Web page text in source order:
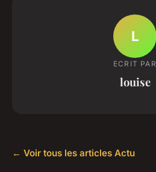
L
ECRIT PAR
louise
← Voir tous les articles Actu